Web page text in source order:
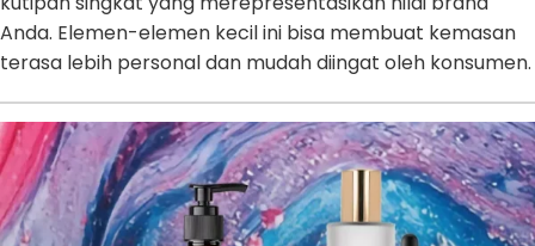
Anda. Elemen-elemen kecil ini bisa membuat kemasan
terasa lebih personal dan mudah diingat oleh konsumen.